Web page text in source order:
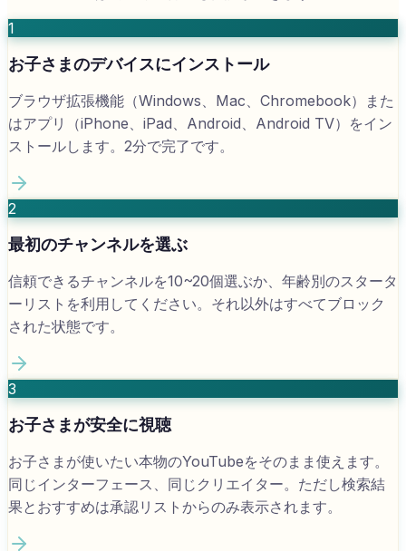
1
お子さまのデバイスにインストール
ブラウザ拡張機能（Windows、Mac、Chromebook）また
はアプリ（iPhone、iPad、Android、Android TV）をイン
ストールします。2分で完了です。
2
最初のチャンネルを選ぶ
信頼できるチャンネルを10~20個選ぶか、年齢別のスタータ
ーリストを利用してください。それ以外はすべてブロック
された状態です。
3
お子さまが安全に視聴
お子さまが使いたい本物のYouTubeをそのまま使えます。
同じインターフェース、同じクリエイター。ただし検索結
果とおすすめは承認リストからのみ表示されます。